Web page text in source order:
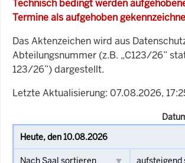
Technisch bedingt werden
Termine als aufgehoben
Das Aktenzeichen wird aus
Abteilungsnummer (z.B. „C123/26”
123/26”) dargestellt.
Letzte Aktualisierung: 07.08.2026,